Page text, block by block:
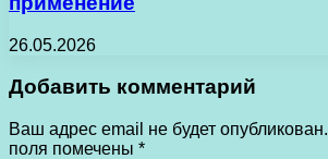
26.05.2026
Добавить комментарий
Ваш адрес email не будет опубликован.
поля помечены *